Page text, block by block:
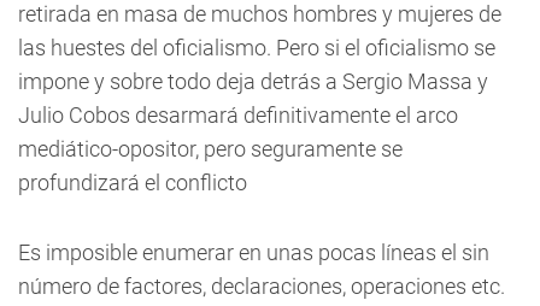
retirada en masa de muchos hombres y mujeres de
las huestes del oficialismo. Pero si el oficialismo se
impone y sobre todo deja detrás a Sergio Massa y
Julio Cobos desarmará definitivamente el arco
mediático-opositor, pero seguramente se
profundizará el conflicto
Es imposible enumerar en unas pocas líneas el sin
número de factores, declaraciones, operaciones etc.